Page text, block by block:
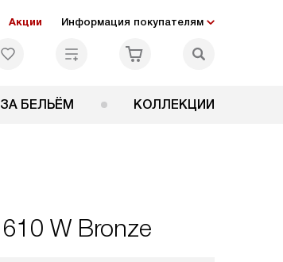
Акции Информация покупателям
БЕЛЬЁМ КОЛЛЕКЦИИ
W Bronze